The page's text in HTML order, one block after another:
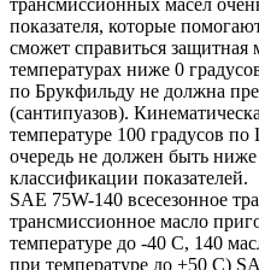
трансмиссионных масел
показателя, которые
сможет справиться защитная
температурах ниже 0
по Брукфильду не должна
(сантипуазов).
температуре 100 градусов
очередь не должен быть
классификации показателей.
SAE 75W-140 всесезонное
трансмиссионное масло
температуре до -40 С, 140
при температуре до +50 С)